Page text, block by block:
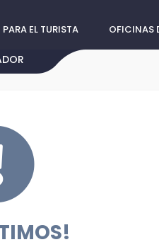
EL TURISTA OFICINAS